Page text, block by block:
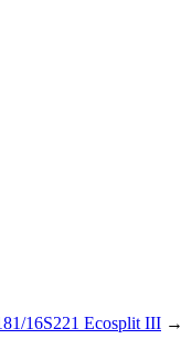
16S221 Ecosplit III →